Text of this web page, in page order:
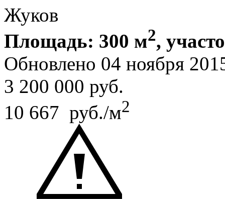
Жуков
Площадь: 300 м2,
Обновлено 04 ноября
3 200 000 руб.
10 667 руб./м2